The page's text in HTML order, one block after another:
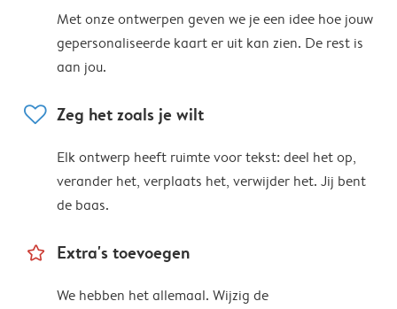
Met onze ontwerpen geven we je een idee hoe jouw
gepersonaliseerde kaart er uit kan zien. De rest is
aan jou.
heart Zeg het zoals je wilt
Elk ontwerp heeft ruimte voor tekst: deel het op,
verander het, verplaats het, verwijder het. Jij bent
de baas.
star_outline Extra's toevoegen
We hebben het allemaal. Wijzig de